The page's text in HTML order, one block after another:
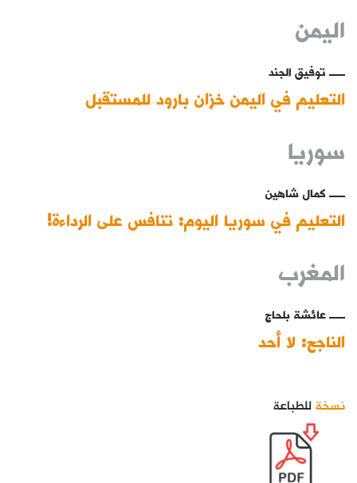
اليمن
توفيق الجند
التعليم في اليمن خزان بارود للمستقبل
سوريا
كمال شاهين
التعليم في سوريا اليوم: تنافس على الرداءة!
المغرب
عائشة بلحاج
الناجح: لا أحد
نسخة للطباعة